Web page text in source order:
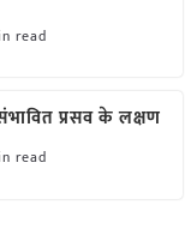
read
प्रसव के लक्षण
read